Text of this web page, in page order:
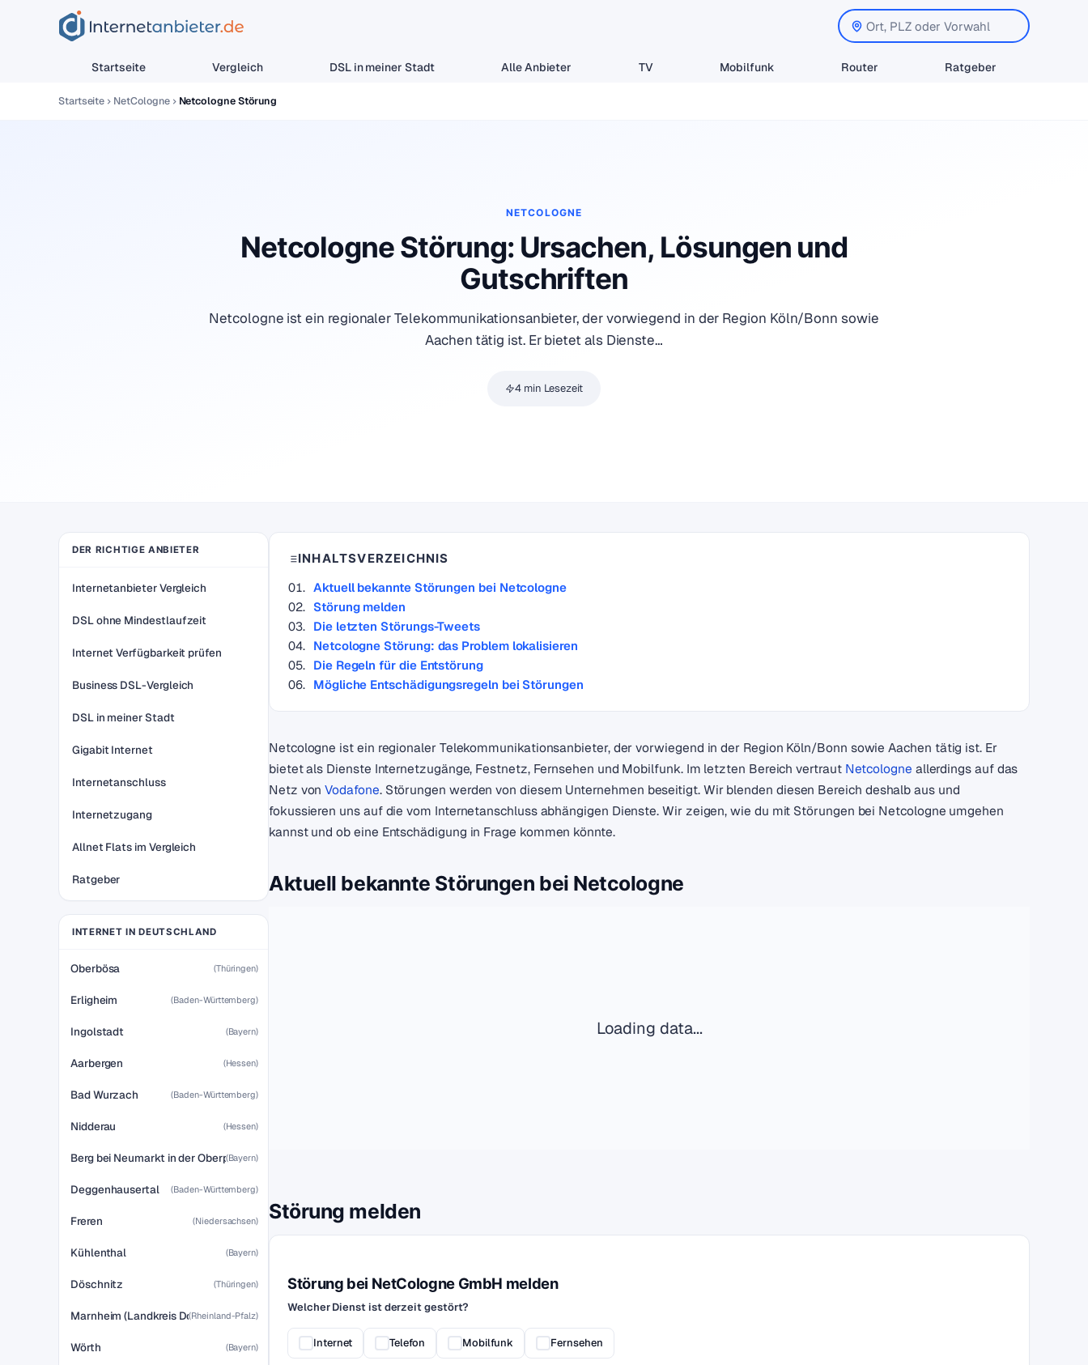
Startseite Vergleich DSL in meiner Stadt Alle Anbieter TV Mobilfunk Router Ratgeber
Startseite NetCologne Netcologne Störung
NETCOLOGNE
Netcologne Störung: Ursachen, Lösungen und
Gutschriften
Netcologne ist ein regionaler Telekommunikationsanbieter, der vorwiegend in der Region Köln/Bonn sowie
Aachen tätig ist. Er bietet als Dienste…
4 min Lesezeit
INHALTSVERZEICHNIS
Aktuell bekannte Störungen bei Netcologne
Störung melden
Die letzten Störungs-Tweets
Netcologne Störung: das Problem lokalisieren
Die Regeln für die Entstörung
Mögliche Entschädigungsregeln bei Störungen
Netcologne ist ein regionaler Telekommunikationsanbieter, der vorwiegend in der Region Köln/Bonn sowie Aachen tätig ist. Er
bietet als Dienste Internetzugänge, Festnetz, Fernsehen und Mobilfunk. Im letzten Bereich vertraut Netcologne allerdings auf das
Netz vonVodafone. Störungen werden von diesem Unternehmen beseitigt. Wir blenden diesen Bereich deshalb aus und
fokussieren uns auf die vom Internetanschluss abhängigen Dienste. Wir zeigen, wie du mit Störungen bei Netcologne umgehen
kannst und ob eine Entschädigung in Frage kommen könnte.
Aktuell bekannte Störungen bei Netcologne
Loading data...
Störung melden
Störung bei NetCologne GmbH melden
Welcher Dienst ist derzeit gestört?
Internet Telefon Mobilfunk Fernsehen
DER RICHTIGE ANBIETER
Internetanbieter Vergleich
DSL ohne Mindestlaufzeit
Internet Verfügbarkeit prüfen
Business DSL-Vergleich
DSL in meiner Stadt
Gigabit Internet
Internetanschluss
Internetzugang
Allnet Flats im Vergleich
Ratgeber
INTERNET IN DEUTSCHLAND
Oberbösa (Thüringen)
Erligheim (Baden-Württemberg)
Ingolstadt (Bayern)
Aarbergen (Hessen)
Bad Wurzach (Baden-Württemberg)
Nidderau (Hessen)
Berg bei Neumarkt in der Oberpfalz
(Bayern)
Deggenhausertal (Baden-Württemberg)
Freren (Niedersachsen)
Kühlenthal (Bayern)
Döschnitz (Thüringen)
Marnheim (Landkreis Donnersbergkreis)
(Rheinland-Pfalz)
Wörth (Bayern)